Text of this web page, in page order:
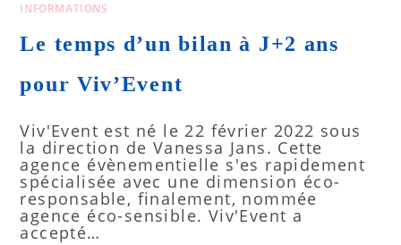
INFORMATIONS
Le temps d’un bilan à J+2 ans
pour Viv’Event
Viv'Event est né le 22 février 2022 sous
la direction de Vanessa Jans. Cette
agence évènementielle s'es rapidement
spécialisée avec une dimension éco-
responsable, finalement, nommée
agence éco-sensible. Viv'Event a
accepté…